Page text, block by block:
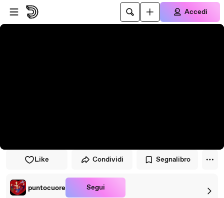
Vai al lettore
Passa al contenuto principale
Accedi
Like Condividi Segnalibro
puntocuore Segui